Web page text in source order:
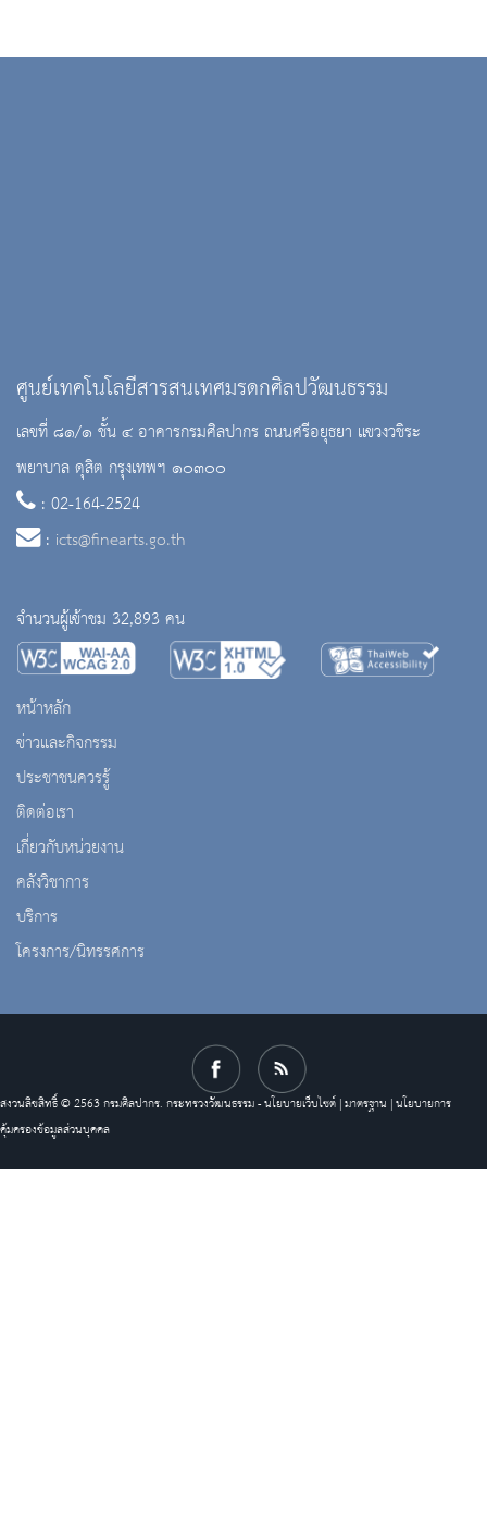
ศูนย์เทคโนโลยีสารสนเทศมรดกศิลปวัฒนธรรม
เลขที่ ๘๑/๑ ชั้น ๔ อาคารกรมศิลปากร ถนนศรีอยุธยา แขวงวชิระ
พยาบาล ดุสิต กรุงเทพฯ ๑๐๓๐๐
: 02-164-2524
: icts@finearts.go.th
จำนวนผู้เข้าชม 32,893 คน
หน้าหลัก
ข่าวและกิจกรรม
ประชาชนควรรู้
ติดต่อเรา
เกี่ยวกับหน่วยงาน
คลังวิชาการ
บริการ
โครงการ/นิทรรศการ
สงวนลิขสิทธิ์ © 2563 กรมศิลปากร. กระทรวงวัฒนธรรม -นโยบายเว็บไซต์|มาตรฐาน |นโยบายการ
คุ้มครองข้อมูลส่วนบุคคล